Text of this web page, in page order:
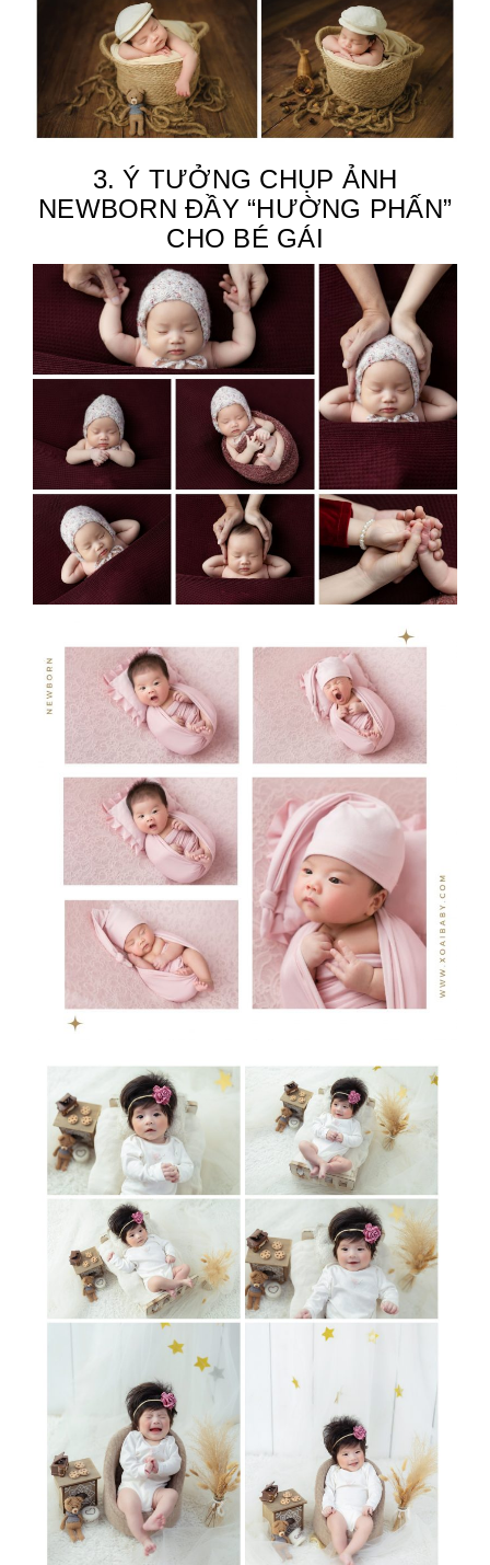
3. Ý TƯỞNG CHỤP ẢNH
NEWBORN ĐẦY “HƯỜNG PHẤN”
CHO BÉ GÁI